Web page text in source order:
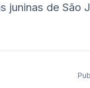
juninas de São